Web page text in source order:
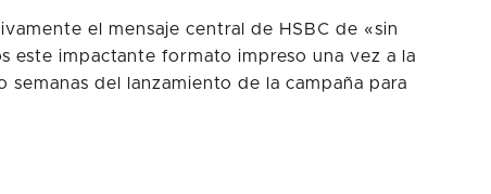
el mensaje central de HSBC de «sin
este impactante formato impreso una vez a la
semanas del lanzamiento de la campaña para